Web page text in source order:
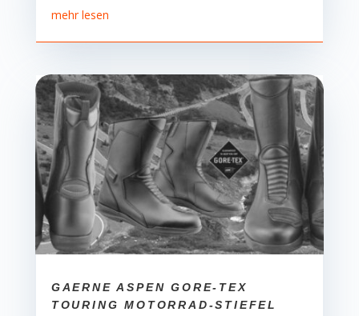
mehr lesen
GAERNE ASPEN GORE-TEX
TOURING MOTORRAD-STIEFEL